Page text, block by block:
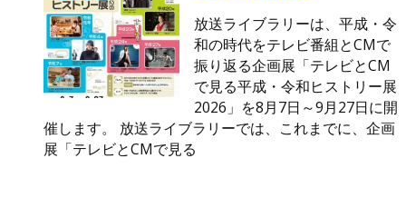
放送ライブラリーは、平成・令
和の時代をテレビ番組とCMで
振り返る企画展「テレビとCM
で見る平成・令和ヒストリー展
2026」を8月7日～9月27日に開
催します。 放送ライブラリーでは、これまでに、企画
展「テレビとCMで見る